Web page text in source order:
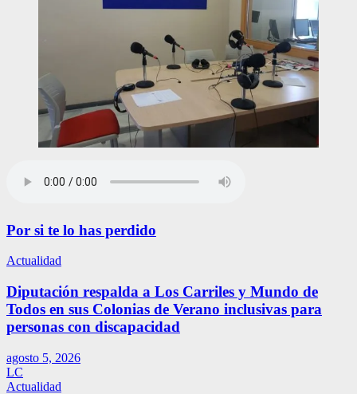
Por si te lo has perdido
Actualidad
Diputación respalda a Los Carriles y Mundo de
Todos en sus Colonias de Verano inclusivas para
personas con discapacidad
agosto 5, 2026
LC
Actualidad